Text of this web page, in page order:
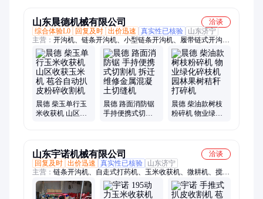
山东晨德机械有限公司
洽谈
综合体验L0
回复及时 出价迅速 真实性已核验
山东济宁
主营： 开沟机、链条开沟机、小型链条开沟机、履带链式开沟
机、播种机、蔬菜精播机、粮食破碎机、挤扁机、马路切割机、
柴油马路切割机、干湿分离机、鼓式搅拌机、滚筒搅拌机、混料
机、软管吸粮机、粮食装袋机、挂桨机、木材粉碎机、螺旋式提
升机、挖沟机、链式开沟机、双链条开沟机、小型链式开沟机、
胡萝卜播种机、粮食筛选机
晨德 柴玉单行玉
米收获机 山区收
晨德 路面消防锯
手持便携式切割
晨德 柴油款树枝
粉碎机 物业绿化
山东宇诺机械有限公司
洽谈
回复及时 出价迅速 真实性已核验
山东济宁
主营： 链条开沟机、自走式打药机、玉米收获机、微耕机、搅拌
机、筛选机、不锈钢搅拌机、风力灭火机、汽油挂桨机、木材粉
碎机、脱粒机、打桩机、吸粮机、犁地机、收谷机、粮食装袋